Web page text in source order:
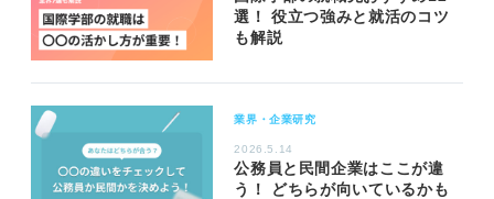
選！ 役立つ強みと就活のコツ
も解説
業界・企業研究
2026.5.14
公務員と民間企業はここが違
う！ どちらが向いているかも